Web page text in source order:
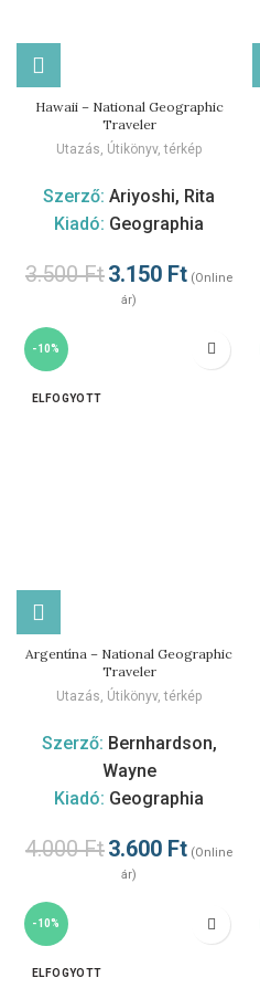
Hawaii – National Geographic
Traveler
Utazás, Útikönyv, térkép
Szerző: Ariyoshi, Rita
Kiadó: Geographia
3.500Ft3.150 Ft (Online
ár)
-10%
ELFOGYOTT
Argentína – National Geographic
Traveler
Utazás, Útikönyv, térkép
Szerző: Bernhardson,
Wayne
Kiadó: Geographia
4.000Ft3.600 Ft (Online
ár)
-10%
ELFOGYOTT